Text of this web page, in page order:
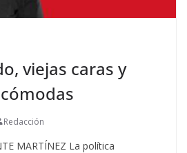
viejas caras y
Redacción
MARTÍNEZ La política